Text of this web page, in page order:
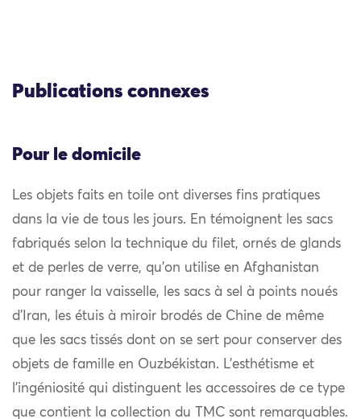
Publications connexes
Pour le domicile
Les objets faits en toile ont diverses fins pratiques
dans la vie de tous les jours. En témoignent les sacs
fabriqués selon la technique du filet, ornés de glands
et de perles de verre, qu’on utilise en Afghanistan
pour ranger la vaisselle, les sacs à sel à points noués
d’Iran, les étuis à miroir brodés de Chine de même
que les sacs tissés dont on se sert pour conserver des
objets de famille en Ouzbékistan. L’esthétisme et
l’ingéniosité qui distinguent les accessoires de ce type
que contient la collection du TMC sont remarquables.